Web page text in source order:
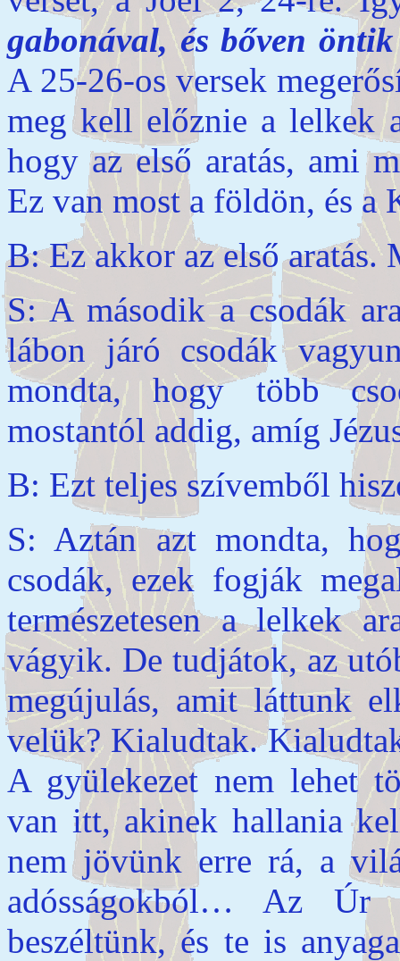
gabonával, és bőven
A 25-26-os versek
meg kell előznie a lelkek
hogy az első aratás, ami
Ez van most a földön, és a
B: Ez akkor az első aratás.
S: A második a csodák
lábon járó csodák
mondta, hogy több
mostantól addig, amíg
B: Ezt teljes szívemből
S: Aztán azt mondta,
csodák, ezek fogják
természetesen a lelkek
vágyik. De tudjátok, az
megújulás, amit láttunk
velük? Kialudtak.
A gyülekezet nem lehet
van itt, akinek hallania
nem jövünk erre rá, a
adósságokból… Az Úr
beszéltünk, és te is